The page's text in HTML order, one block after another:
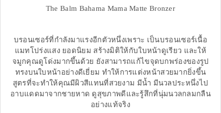
The Balm Bahama Mama Matte Bronzer
บรอนเซอร์ที่กำลังมาแรงอีกตัวหนึ่งเพราะ เป็นบรอนเซอร์เนื้อ
แมทโปร่งแสง ยอดนิยม สร้างมิติให้กับใบหน้าดูเรียว และให้
จมูกคุณดูโด่งมากขึ้นด้วย ยังสามารถแก้ไขจุดบกพร่องของรูป
ทรงบนใบหน้าอย่างดีเยี่ยม ทำให้การแต่งหน้าสวยมากยิ่งขึ้น
สูตรที่จะทำให้คุณมีผิวสีแทนที่สวยงาม มีน้ำ มีนวลประหนึ่งไป
อาบแดดมาจากชายหาด ดูสุขภาพดีและรู้สึกที่นุ่มนวลกลมกลืน
อย่างแท้จริง